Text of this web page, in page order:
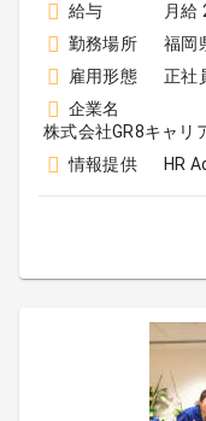
給与
月給
勤務場所
福岡
雇用形態
正社
企業名
株式会社GR8キャリ
情報提供
HR